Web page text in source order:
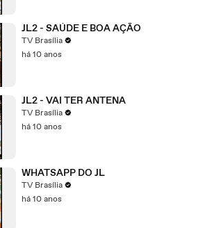
JL2 - SAÚDE E BOA AÇÃO
TV Brasília
há 10 anos
JL2 - VAI TER ANTENA
TV Brasília
há 10 anos
WHATSAPP DO JL
TV Brasília
há 10 anos